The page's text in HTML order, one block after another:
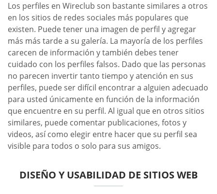
Los perfiles en Wireclub son bastante similares a otros
en los sitios de redes sociales más populares que
existen. Puede tener una imagen de perfil y agregar
más más tarde a su galería. La mayoría de los perfiles
carecen de información y también debes tener
cuidado con los perfiles falsos. Dado que las personas
no parecen invertir tanto tiempo y atención en sus
perfiles, puede ser difícil encontrar a alguien adecuado
para usted únicamente en función de la información
que encuentre en su perfil. Al igual que en otros sitios
similares, puede comentar publicaciones, fotos y
videos, así como elegir entre hacer que su perfil sea
visible para todos o solo para sus amigos.
DISEÑO Y USABILIDAD DE SITIOS WEB